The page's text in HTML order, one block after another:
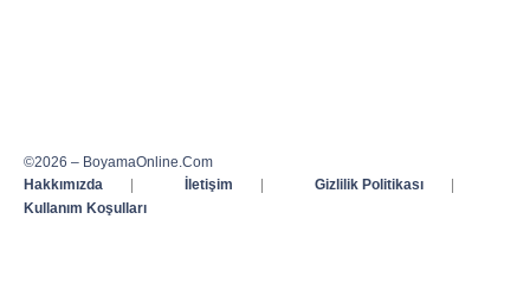
©2026 – BoyamaOnline.Com
Hakkımızda
| İletişim | Gizlilik Politikası
|
Kullanım Koşulları